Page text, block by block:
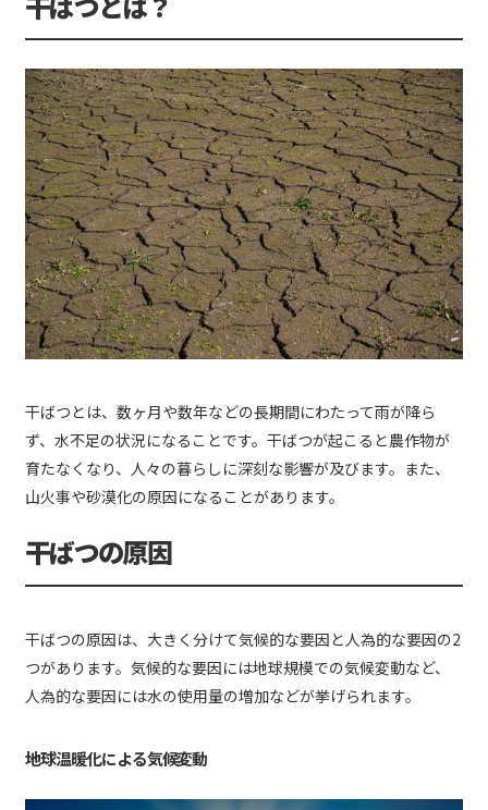
干ばつとは、数ヶ月や数年などの長期間にわたって雨が降ら
ず、水不足の状況になることです。干ばつが起こると農作物が
育たなくなり、人々の暮らしに深刻な影響が及びます。また、
山火事や砂漠化の原因になることがあります。
干ばつの原因
干ばつの原因は、大きく分けて気候的な要因と人為的な要因の2
つがあります。気候的な要因には地球規模での気候変動など、
人為的な要因には水の使用量の増加などが挙げられます。
地球温暖化による気候変動